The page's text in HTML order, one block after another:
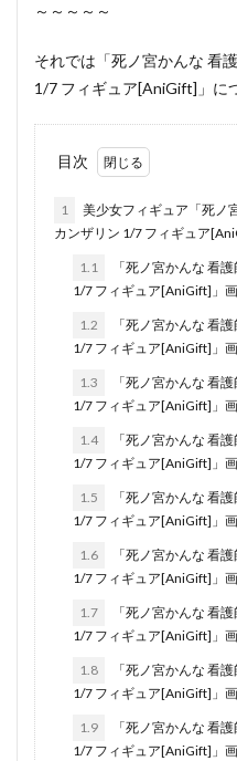
～～～～～
それでは「死ノ宮かんな 看
1/7 フィギュア[AniGift]」に
目次
1
美少女フィギュア「死ノ
カンザリン 1/7 フィギュア
1.1
「死ノ宮かんな 看
1/7 フィギュア[AniGift]」
1.2
「死ノ宮かんな 看
1/7 フィギュア[AniGift]」
1.3
「死ノ宮かんな 看
1/7 フィギュア[AniGift]」
1.4
「死ノ宮かんな 看
1/7 フィギュア[AniGift]」
1.5
「死ノ宮かんな 看
1/7 フィギュア[AniGift]」
1.6
「死ノ宮かんな 看
1/7 フィギュア[AniGift]」
1.7
「死ノ宮かんな 看
1/7 フィギュア[AniGift]」
1.8
「死ノ宮かんな 看
1/7 フィギュア[AniGift]」
1.9
「死ノ宮かんな 看
1/7 フィギュア[AniGift]」